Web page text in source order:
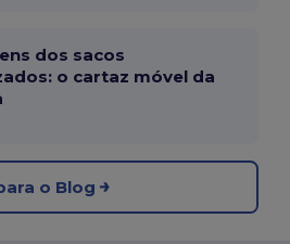
dos sacos
o cartaz móvel da
o Blog